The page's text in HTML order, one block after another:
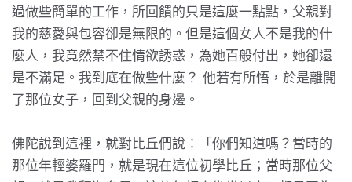
過做些簡單的工作，所回饋的只是這麼一點點，父親對
我的慈愛與包容卻是無限的。但是這個女人不是我的什
麼人，我竟然禁不住情欲誘惑，為她百般付出，她卻還
是不滿足。我到底在做些什麼？ 他若有所悟，於是離開
了那位女子，回到父親的身邊。
佛陀說到這裡，就對比丘們說：「你們知道嗎？當時的
那位年輕婆羅門，就是現在這位初學比丘；當時那位父